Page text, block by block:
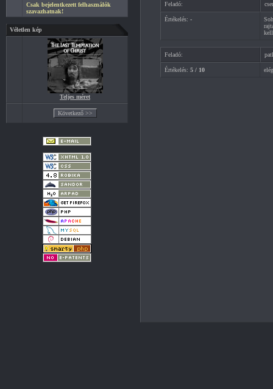
Csak bejelentkezett felhasználók
szavazhatnak!
Véletlen kép
Teljes méret
Feladó:
Értékelés: -
Feladó:
Értékelés: 5 / 10